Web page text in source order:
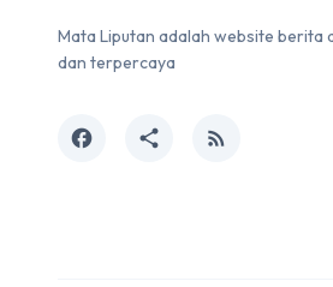
Mata Liputan adalah website berita
dan terpercaya
facebook share rss_feed